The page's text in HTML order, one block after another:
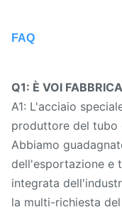
FAQ
Q1: È VOI
A1: L'acciaio
produttore del tubo
Abbiamo
dell'esportazione e
integrata
la multi-richiesta